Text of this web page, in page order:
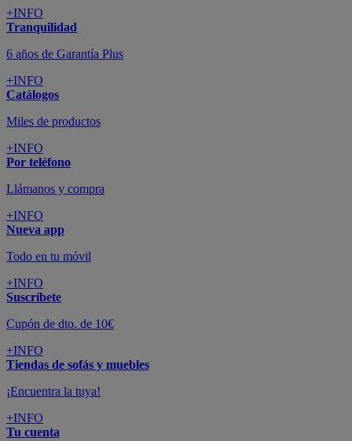
+INFO
Tranquilidad
6 años de Garantía Plus
+INFO
Catálogos
Miles de productos
+INFO
Por teléfono
Llámanos y compra
+INFO
Nueva app
Todo en tu móvil
+INFO
Suscríbete
Cupón de dto. de 10€
+INFO
Tiendas de sofás y muebles
¡Encuentra la tuya!
+INFO
Tu cuenta